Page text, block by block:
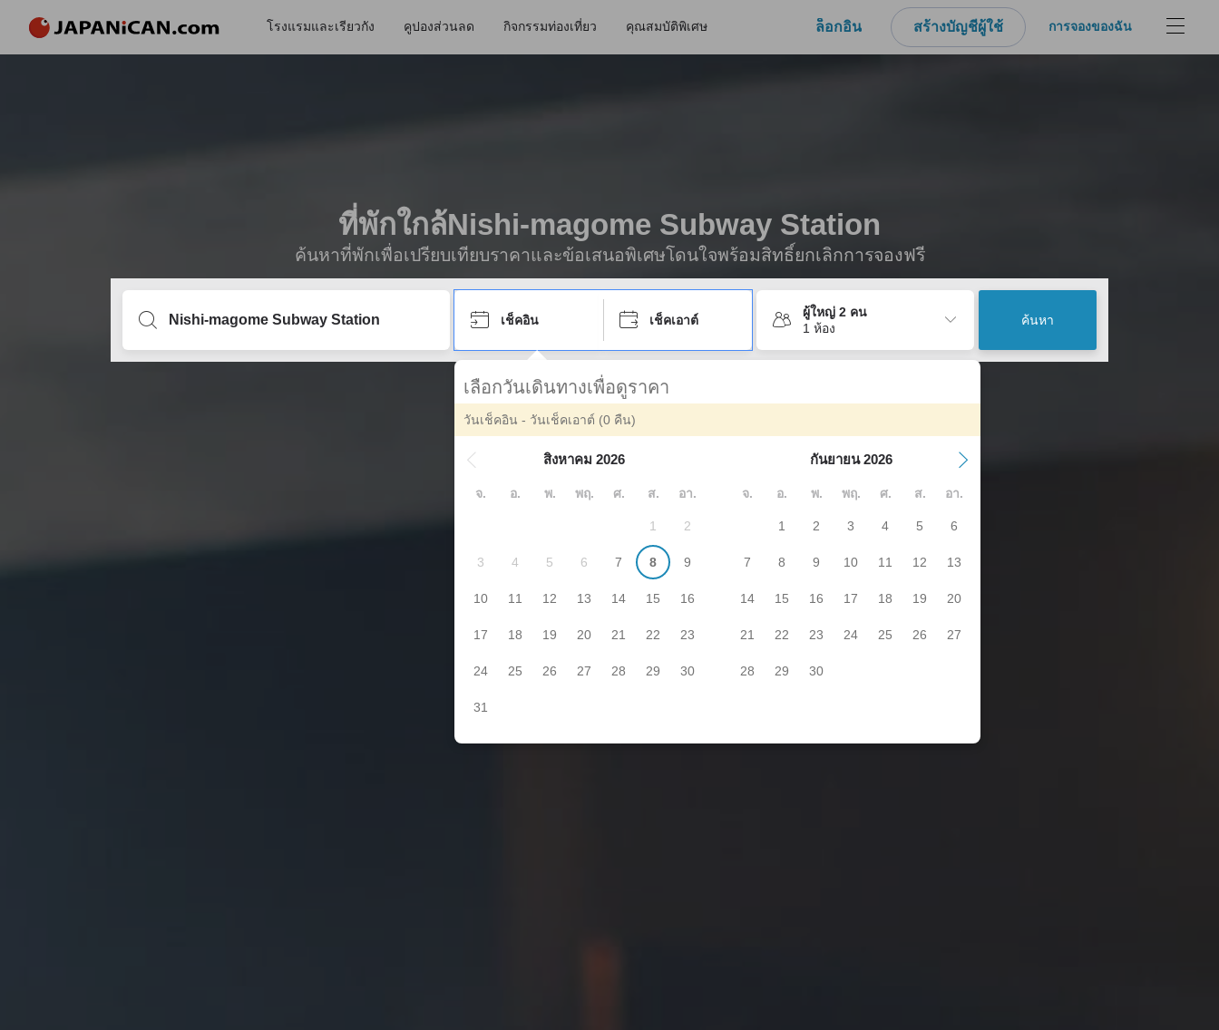
โรงแรมและเรียวกัง คูปองส่วนลด กิจกรรมท่องเที่ยว คุณสมบัติพิเศษ ล็อกอิน สร้างบัญชีผู้ใช้ การจองของฉัน
ที่พักใกล้Nishi-magome Subway Station
ค้นหาที่พักเพื่อเปรียบเทียบราคาและข้อเสนอพิเศษโดนใจพร้อมสิทธิ์ยกเลิกการจองฟรี
เช็คอิน เช็คเอาต์
ผู้ใหญ่ 2 คน
1 ห้อง
ค้นหา
เลือกวันเดินทางเพื่อดูราคา
วันเช็คอิน - วันเช็คเอาต์ (0 คืน)
สิงหาคม 2026
จ. อ. พ. พฤ. ศ. ส. อา.
1 2
3 4 5 6 7 8 9
10 11 12 13 14 15 16
17 18 19 20 21 22 23
24 25 26 27 28 29 30
31
กันยายน 2026
จ. อ. พ. พฤ. ศ. ส. อา.
1 2 3 4 5 6
7 8 9 10 11 12 13
14 15 16 17 18 19 20
21 22 23 24 25 26 27
28 29 30